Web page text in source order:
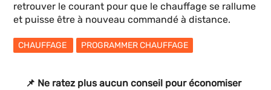
retrouver le courant pour que le chauffage se rallume
et puisse être à nouveau commandé à distance.
CHAUFFAGE PROGRAMMER CHAUFFAGE
📌 Ne ratez plus aucun conseil pour économiser